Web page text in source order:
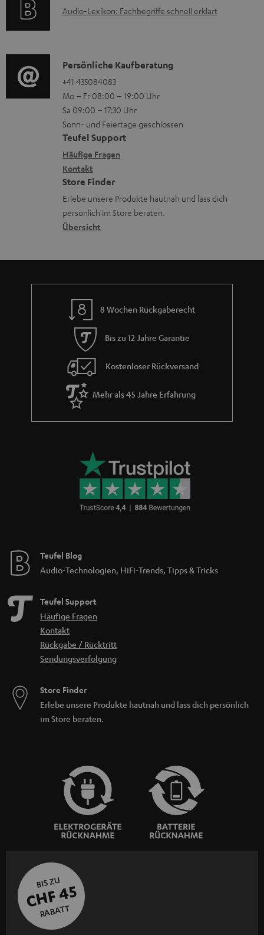
H
u
n
t
e
r
l
a
d
e
n
A
r
t
i
o
n
e
n
z
u
r
G
r
a
A
i
o
-
L
e
x
i
k
o
n
Audio-Lexikon: Fachbegriffe schnell erklärt
K
o
n
t
a
k
t
d
a
t
n
Persönliche Kaufberatung
+41 435084083
Mo – Fr 08:00 – 19:00 Uhr
Sa 09:00 – 17:30 Uhr
Sonn- und Feiertage geschlossen
Teufel Support
Häufige Fragen
Kontakt
Store Finder
Erlebe unsere Produkte hautnah und lass dich
persönlich im Store beraten.
Übersicht
8 Wochen Rückgaberecht
Bis zu 12 Jahre Garantie
Kostenloser Rückversand
Mehr als 45 Jahre Erfahrung
Teufel Blog
Audio-Technologien, HiFi-Trends, Tipps & Tricks
Teufel Support
Häufige Fragen
Kontakt
Rückgabe / Rücktritt
Sendungsverfolgung
Store Finder
Erlebe unsere Produkte hautnah und lass dich persönlich
im Store beraten.
BIS ZU
CHF 45
RABATT